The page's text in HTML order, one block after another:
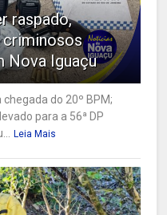
raspado,
criminosos
Nova Iguaçu
do 20º BPM;
para a 56ª DP
Leia Mais